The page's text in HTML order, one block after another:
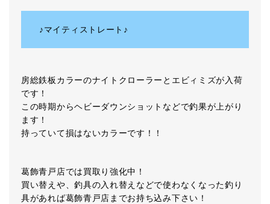
♪マイティストレート♪
房総鉄板カラーのナイトクローラーとエビィミズが入荷
です！
この時期からヘビーダウンショットなどで釣果が上がり
ます！
持っていて損はないカラーです！！
葛飾青戸店では買取り強化中！
買い替えや、釣具の入れ替えなどで使わなくなった釣り
具があれば葛飾青戸店までお持ち込み下さい！